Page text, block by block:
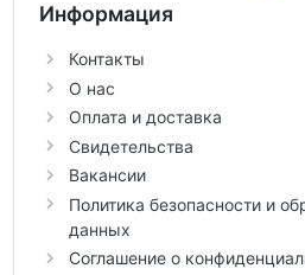
Информация
Контакты
О нас
Оплата и доставка
Свидетельства
Вакансии
Политика безопасности и
данных
Соглашение о